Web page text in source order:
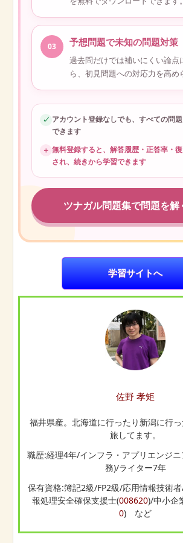
03 予想問題で未知の問題対策
過去問だけでは補いにくい論点
ら、初見問題への対応力を高め
✓ アカウント登録なしでも、すべての問
できます
＋ 無料登録すると、解答履歴・正答率・
され、続きから学習できます
ツナガル問題集で問題を解
学習サイトへ
佐野 孝矩
福井県産。北海道に行ったり新潟に行
旅してます。
職歴:経理4年/インフラ・アプリエンジ
務)/ライター7年
保有資格:簿記2級/FP2級/応用情報技術
報処理安全確保支援士(008620)/中小企
0) など